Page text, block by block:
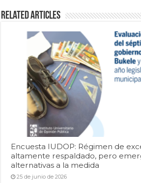
Related Articles
Encuesta IUDOP: Régimen de
altamente respaldado, pero
alternativas a la medida
25 de junio de 2026